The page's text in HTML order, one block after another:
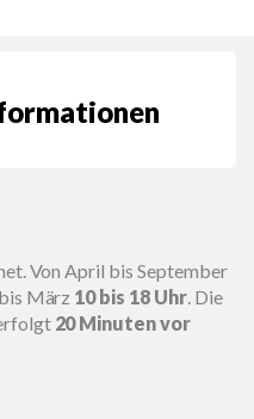
Von April bis September
März 10 bis 18 Uhr. Die
20 Minuten vor